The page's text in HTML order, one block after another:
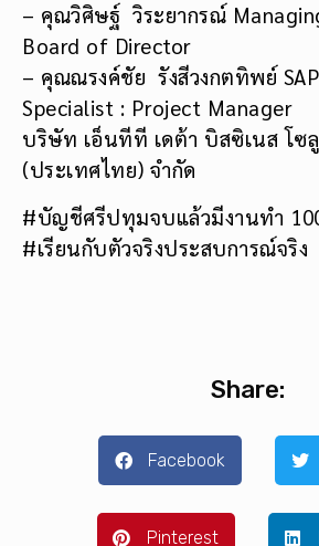
– คุณวิศิษฐ์ วิระยากรณ์
Board of Director
– คุณณรงค์ชัย รังสีวงกตทิพย์
Specialist : Project Manager
บริษัท เอ็นทีที เดต้า บิสซิเนส โซ
(ประเทศไทย) จำกัด
#บัญชีศรีปทุมจบแล้วมีงานทำ
#เรียนกับตัวจริงประสบการณ์จริง
Share:
Facebook
Pinterest